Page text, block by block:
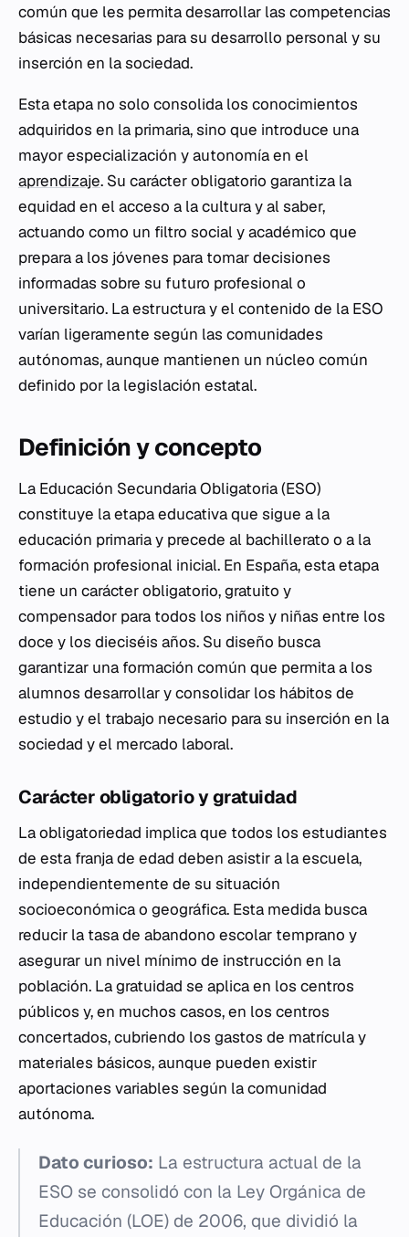
común que les permita desarrollar las competencias
básicas necesarias para su desarrollo personal y su
inserción en la sociedad.
Esta etapa no solo consolida los conocimientos
adquiridos en la primaria, sino que introduce una
mayor especialización y autonomía en el
aprendizaje. Su carácter obligatorio garantiza la
equidad en el acceso a la cultura y al saber,
actuando como un filtro social y académico que
prepara a los jóvenes para tomar decisiones
informadas sobre su futuro profesional o
universitario. La estructura y el contenido de la ESO
varían ligeramente según las comunidades
autónomas, aunque mantienen un núcleo común
definido por la legislación estatal.
Definición y concepto
La Educación Secundaria Obligatoria (ESO)
constituye la etapa educativa que sigue a la
educación primaria y precede al bachillerato o a la
formación profesional inicial. En España, esta etapa
tiene un carácter obligatorio, gratuito y
compensador para todos los niños y niñas entre los
doce y los dieciséis años. Su diseño busca
garantizar una formación común que permita a los
alumnos desarrollar y consolidar los hábitos de
estudio y el trabajo necesario para su inserción en la
sociedad y el mercado laboral.
Carácter obligatorio y gratuidad
La obligatoriedad implica que todos los estudiantes
de esta franja de edad deben asistir a la escuela,
independientemente de su situación
socioeconómica o geográfica. Esta medida busca
reducir la tasa de abandono escolar temprano y
asegurar un nivel mínimo de instrucción en la
población. La gratuidad se aplica en los centros
públicos y, en muchos casos, en los centros
concertados, cubriendo los gastos de matrícula y
materiales básicos, aunque pueden existir
aportaciones variables según la comunidad
autónoma.
Dato curioso: La estructura actual de la
ESO se consolidó con la Ley Orgánica de
Educación (LOE) de 2006, que dividió la